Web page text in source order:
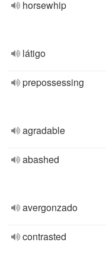
horsewhip
látigo
prepossessing
agradable
abashed
avergonzado
contrasted